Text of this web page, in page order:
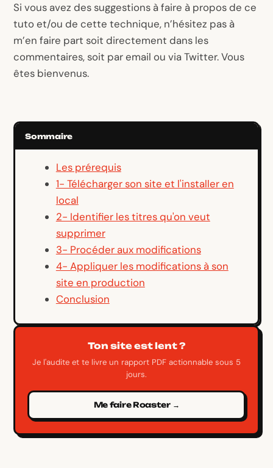
Si vous avez des suggestions à faire à propos de ce
tuto et/ou de cette technique, n’hésitez pas à
m’en faire part soit directement dans les
commentaires, soit par email ou via Twitter. Vous
êtes bienvenus.
Sommaire
Les prérequis
1- Télécharger son site et l'installer en
local
2- Identifier les titres qu'on veut
supprimer
3- Procéder aux modifications
4- Appliquer les modifications à son
site en production
Conclusion
Ton site est lent ?
Je l'audite et te livre un rapport PDF actionnable sous 5
jours.
Me faire Roaster →